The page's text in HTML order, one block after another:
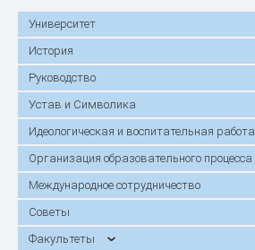
Университет
История
Руководство
Устав и Символика
Идеологическая и воспитательная работа
Организация образовательного процесса
Международное сотрудничество
Советы
Факультеты